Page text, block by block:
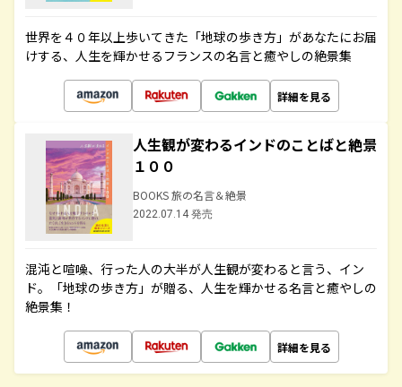
世界を４０年以上歩いてきた「地球の歩き方」があなたにお届
けする、人生を輝かせるフランスの名言と癒やしの絶景集
詳細を見る
人生観が変わるインドのことばと絶景
１００
BOOKS 旅の名言＆絶景
2022.07.14 発売
混沌と喧噪、行った人の大半が人生観が変わると言う、イン
ド。「地球の歩き方」が贈る、人生を輝かせる名言と癒やしの
絶景集！
詳細を見る